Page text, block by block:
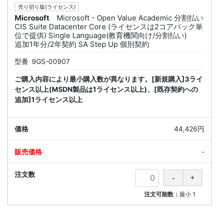
売り切り版(ライセンス)
Microsoft
Microsoft - Open Value Academic 分割払い
CIS Suite Datacenter Core (ライセンスは2コアパック単
位で提供) Single Language(教育機関向け/分割払い)
追加1年分/2年契約 SA Step Up 個別契約
型番 9GS-00907
ご購入内容により最小購入数が異なります。[新規購入]3ライ
センス以上(MSDN製品は1ライセンス以上)、[既存契約への
追加]1ライセンス以上
44,426円
-
注文可能数：最小 1